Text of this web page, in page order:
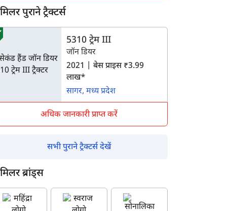
पुराने ट्रैक्टर्स
5310 ट्रेम III
जॉन डियर
2021 | बेस प्राइस ₹3.99
लाख*
सागर, मध्य प्रदेश
अधिक जानकारी प्राप्त करें
सभी पुराने ट्रैक्टर्स देखें
ब्रांड्स